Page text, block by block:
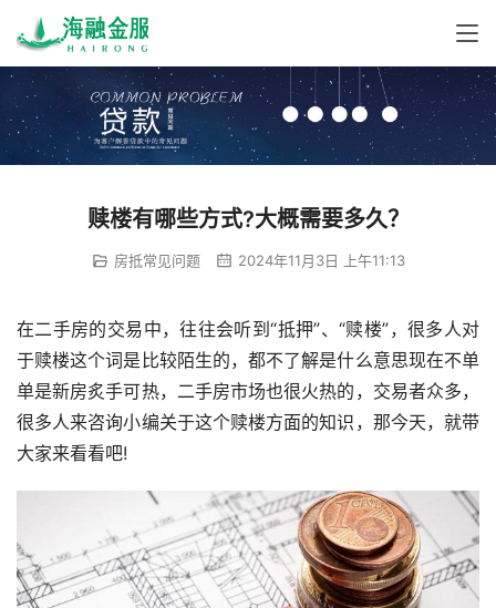
赎楼有哪些方式?大概需要多久？
房抵常见问题 2024年11月3日 上午11:13
在二手房的交易中，往往会听到“抵押”、“赎楼”，很多人对
于赎楼这个词是比较陌生的，都不了解是什么意思现在不单
单是新房炙手可热，二手房市场也很火热的，交易者众多，
很多人来咨询小编关于这个赎楼方面的知识，那今天，就带
大家来看看吧!